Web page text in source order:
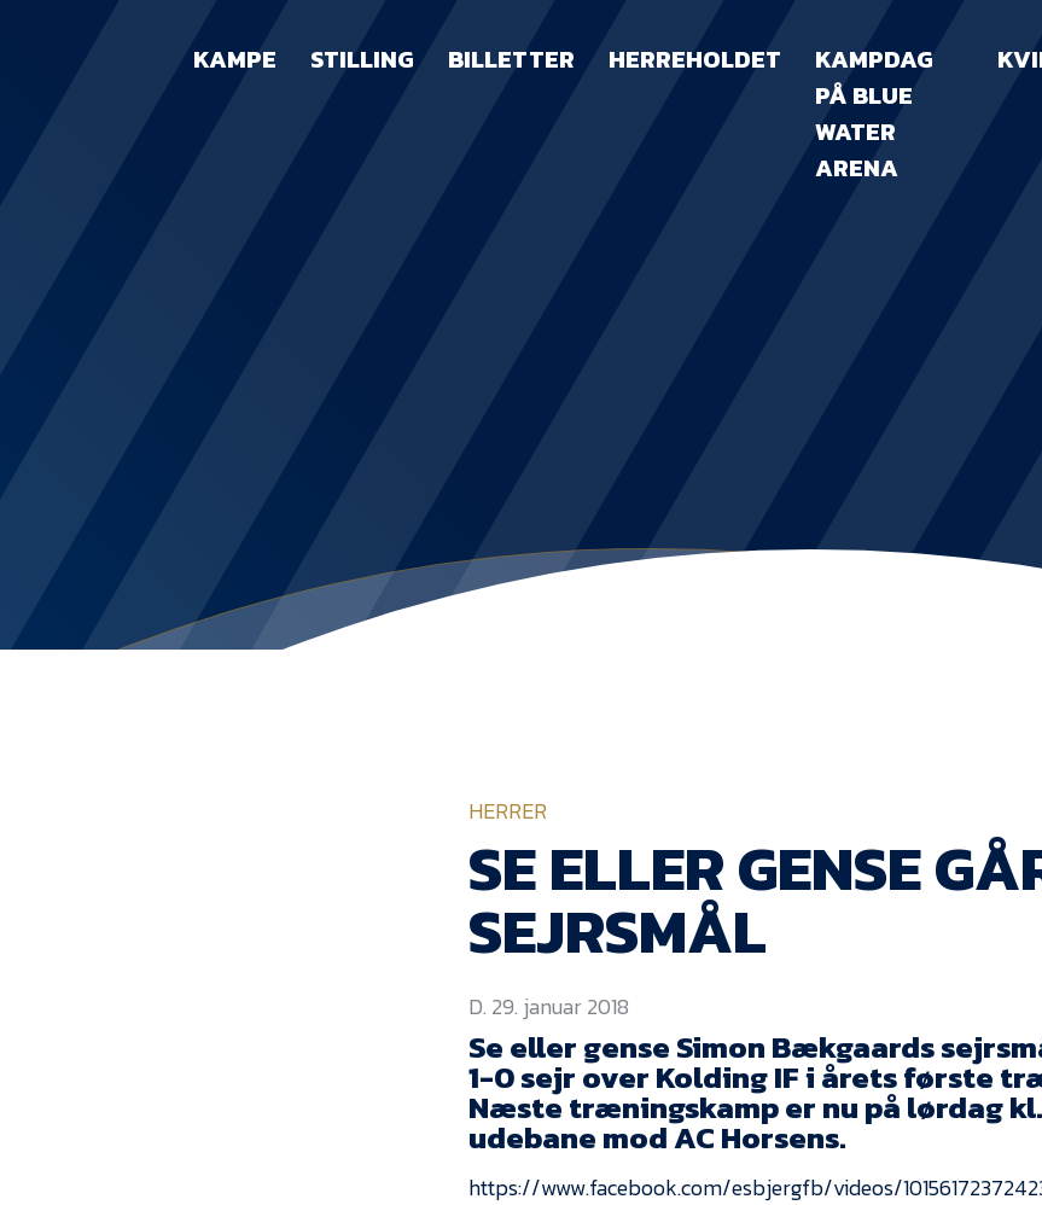
KAMPE STILLING BILLETTER HERREHOLDET
KAMPDAG
PÅ BLUE
WATER
ARENA
HERRER
SE ELLER GENSE
SEJRSMÅL
D. 29. januar 2018
Se eller gense Simon Bækgaards
1-0 sejr over Kolding IF i årets første
Næste træningskamp er nu på lørdag kl.
udebane mod AC Horsens.
https://www.facebook.com/esbjergfb/videos/